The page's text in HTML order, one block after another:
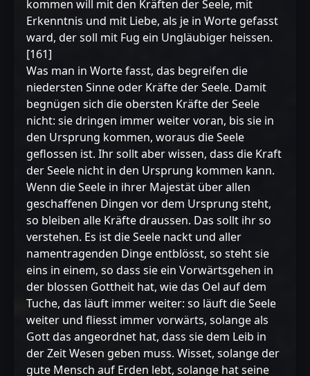
kommen will mit den Kräften der Seele, mit
Erkenntnis und mit Liebe, als je in Worte gefasst
ward, der soll mit Fug ein Ungläubiger heissen.
[161]
Was man in Worte fasst, das begreifen die
niedersten Sinne oder Kräfte der Seele. Damit
begnügen sich die obersten Kräfte der Seele
nicht: sie dringen immer weiter voran, bis sie in
den Ursprung kommen, woraus die Seele
geflossen ist. Ihr sollt aber wissen, dass die Kraft
der Seele nicht in den Ursprung kommen kann.
Wenn die Seele in ihrer Majestät über allen
geschaffenen Dingen vor dem Ursprung steht,
so bleiben alle Kräfte draussen. Das sollt ihr so
verstehen. Es ist die Seele nackt und aller
namentragenden Dinge entblösst, so steht sie
eins in einem, so dass sie ein Vorwärtsgehen in
der blossen Gottheit hat, wie das Oel auf dem
Tuche, das läuft immer weiter: so läuft die Seele
weiter und fliesst immer vorwärts, solange als
Gott das angeordnet hat, dass sie dem Leib in
der Zeit Wesen geben muss. Wisset, solange der
gute Mensch auf Erden lebt, solange hat seine